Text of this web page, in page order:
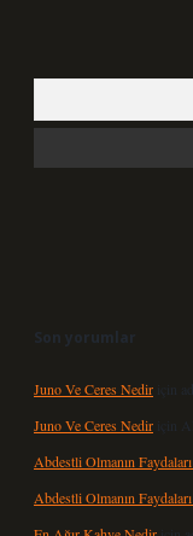
Son yorumlar
Juno Ve Ceres Nedir için
Juno Ve Ceres Nedir için
Abdestli Olmanın
Abdestli Olmanın